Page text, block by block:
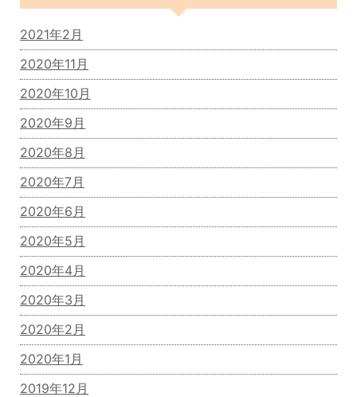
2021年2月
2020年11月
2020年10月
2020年9月
2020年8月
2020年7月
2020年6月
2020年5月
2020年4月
2020年3月
2020年2月
2020年1月
2019年12月